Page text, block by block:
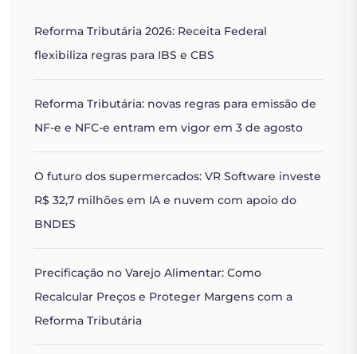
Reforma Tributária 2026: Receita Federal
flexibiliza regras para IBS e CBS
Reforma Tributária: novas regras para emissão de
NF-e e NFC-e entram em vigor em 3 de agosto
O futuro dos supermercados: VR Software investe
R$ 32,7 milhões em IA e nuvem com apoio do
BNDES
Precificação no Varejo Alimentar: Como
Recalcular Preços e Proteger Margens com a
Reforma Tributária